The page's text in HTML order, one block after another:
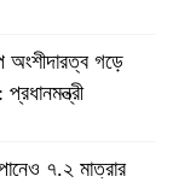
অংশীদারত্ব গড়ে
৭.২ মাত্রার